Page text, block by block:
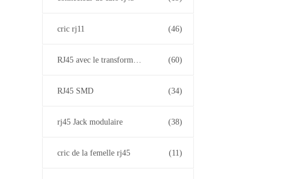
cric rj11 (46)
RJ45 avec le transformateur (60)
RJ45 SMD (34)
rj45 Jack modulaire (38)
cric de la femelle rj45 (11)